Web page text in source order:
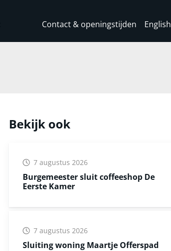
Contact & openingstijden English
Bekijk ook
Burgemeester sluit coffeeshop De
Eerste Kamer
7 augustus 2026
Sluiting woning Maartje Offerspad
7 augustus 2026